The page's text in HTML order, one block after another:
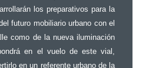
los preparativos para la
futuro mobiliario urbano con el
como de la nueva iluminación
en el vuelo de este vial,
en un referente urbano de la